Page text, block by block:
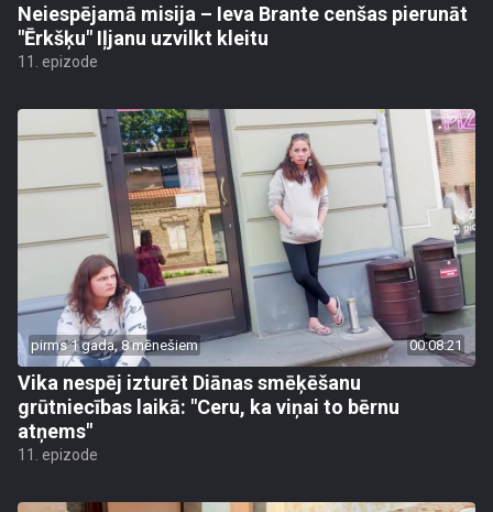
Neiespējamā misija – Ieva Brante cenšas pierunāt
"Ērkšķu" Iļjanu uzvilkt kleitu
11. epizode
pirms 1 gada, 8 mēnešiem 00:08:21
Vika nespēj izturēt Diānas smēķēšanu
grūtniecības laikā: "Ceru, ka viņai to bērnu
atņems"
11. epizode